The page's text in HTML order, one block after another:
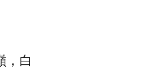
，白